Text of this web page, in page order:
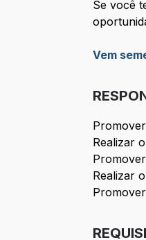
Se você
Vem
Realizar
Realizar